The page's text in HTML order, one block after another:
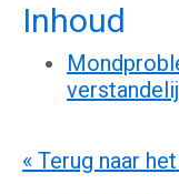
Inhoud
« Terug naar